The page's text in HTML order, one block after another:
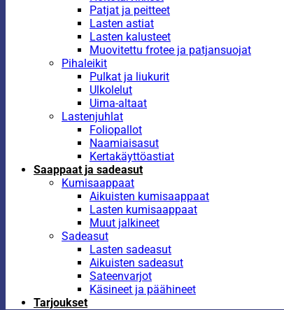
Patjat ja peitteet
Lasten astiat
Lasten kalusteet
Muovitettu frotee ja patjansuojat
Pihaleikit
Pulkat ja liukurit
Ulkolelut
Uima-altaat
Lastenjuhlat
Foliopallot
Naamiaisasut
Kertakäyttöastiat
Saappaat ja sadeasut
Kumisaappaat
Aikuisten kumisaappaat
Lasten kumisaappaat
Muut jalkineet
Sadeasut
Lasten sadeasut
Aikuisten sadeasut
Sateenvarjot
Käsineet ja päähineet
Tarjoukset